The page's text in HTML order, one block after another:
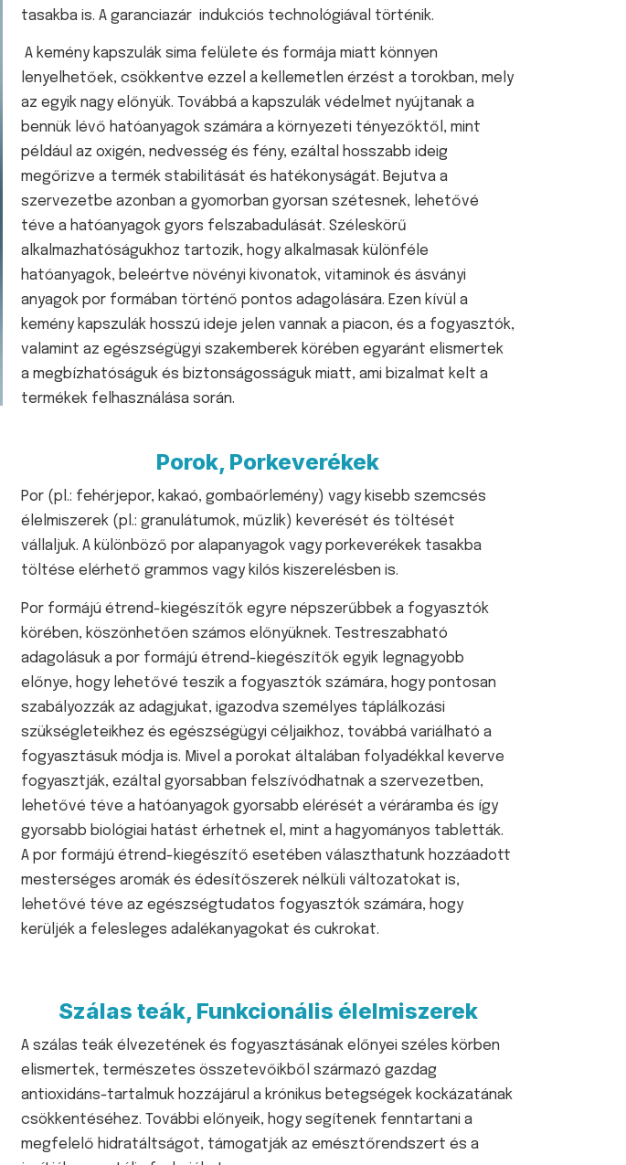
tasakba is. A garanciazár indukciós technológiával történik.
A kemény kapszulák sima felülete és formája miatt könnyen
lenyelhetőek, csökkentve ezzel a kellemetlen érzést a torokban, mely
az egyik nagy előnyük. Továbbá a kapszulák védelmet nyújtanak a
bennük lévő hatóanyagok számára a környezeti tényezőktől, mint
például az oxigén, nedvesség és fény, ezáltal hosszabb ideig
megőrizve a termék stabilitását és hatékonyságát. Bejutva a
szervezetbe azonban a gyomorban gyorsan szétesnek, lehetővé
téve a hatóanyagok gyors felszabadulását. Széleskörű
alkalmazhatóságukhoz tartozik, hogy alkalmasak különféle
hatóanyagok, beleértve növényi kivonatok, vitaminok és ásványi
anyagok por formában történő pontos adagolására. Ezen kívül a
kemény kapszulák hosszú ideje jelen vannak a piacon, és a fogyasztók,
valamint az egészségügyi szakemberek körében egyaránt elismertek
a megbízhatóságuk és biztonságosságuk miatt, ami bizalmat kelt a
termékek felhasználása során.
Porok, Porkeverékek
Por (pl.: fehérjepor, kakaó, gombaőrlemény) vagy kisebb szemcsés
élelmiszerek (pl.: granulátumok, műzlik) keverését és töltését
vállaljuk. A különböző por alapanyagok vagy porkeverékek tasakba
töltése elérhető grammos vagy kilós kiszerelésben is.
Por formájú étrend-kiegészítők egyre népszerűbbek a fogyasztók
körében, köszönhetően számos előnyüknek. Testreszabható
adagolásuk a por formájú étrend-kiegészítők egyik legnagyobb
előnye, hogy lehetővé teszik a fogyasztók számára, hogy pontosan
szabályozzák az adagjukat, igazodva személyes táplálkozási
szükségleteikhez és egészségügyi céljaikhoz, továbbá variálható a
fogyasztásuk módja is. Mivel a porokat általában folyadékkal keverve
fogyasztják, ezáltal gyorsabban felszívódhatnak a szervezetben,
lehetővé téve a hatóanyagok gyorsabb elérését a véráramba és így
gyorsabb biológiai hatást érhetnek el, mint a hagyományos tabletták.
A por formájú étrend-kiegészítő esetében választhatunk hozzáadott
mesterséges aromák és édesítőszerek nélküli változatokat is,
lehetővé téve az egészségtudatos fogyasztók számára, hogy
kerüljék a felesleges adalékanyagokat és cukrokat.
Szálas teák, Funkcionális élelmiszerek
A szálas teák élvezetének és fogyasztásának előnyei széles körben
elismertek, természetes összetevőikből származó gazdag
antioxidáns-tartalmuk hozzájárul a krónikus betegségek kockázatának
csökkentéséhez. További előnyeik, hogy segítenek fenntartani a
megfelelő hidratáltságot, támogatják az emésztőrendszert és a